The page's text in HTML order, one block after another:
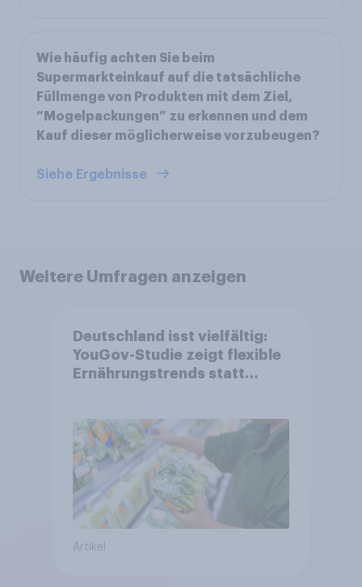
Wie häufig achten Sie beim
Supermarkteinkauf auf die tatsächliche
Füllmenge von Produkten mit dem Ziel,
“Mogelpackungen” zu erkennen und dem
Kauf dieser möglicherweise vorzubeugen?
Siehe Ergebnisse
Weitere Umfragen anzeigen
Deutschland isst vielfältig:
YouGov-Studie zeigt flexible
Ernährungstrends statt
Artikel